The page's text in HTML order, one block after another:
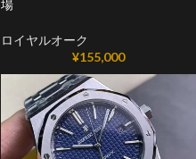
場
ロイヤルオーク
¥155,000